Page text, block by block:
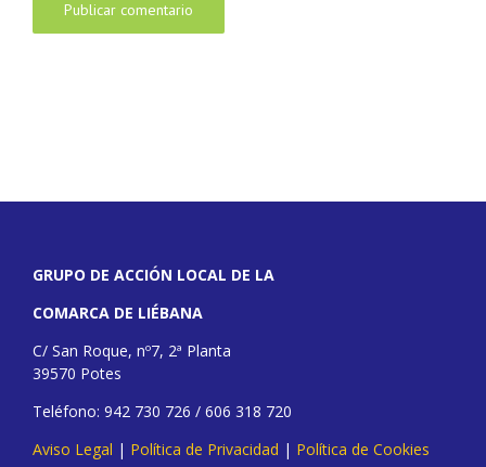
GRUPO DE ACCIÓN LOCAL DE LA
COMARCA DE LIÉBANA
C/ San Roque, nº7, 2ª Planta
39570 Potes
Teléfono: 942 730 726 / 606 318 720
Aviso Legal | Política de Privacidad | Política de Cookies